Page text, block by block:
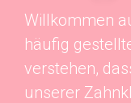
Willkommen
häufig
verstehen,
unserer